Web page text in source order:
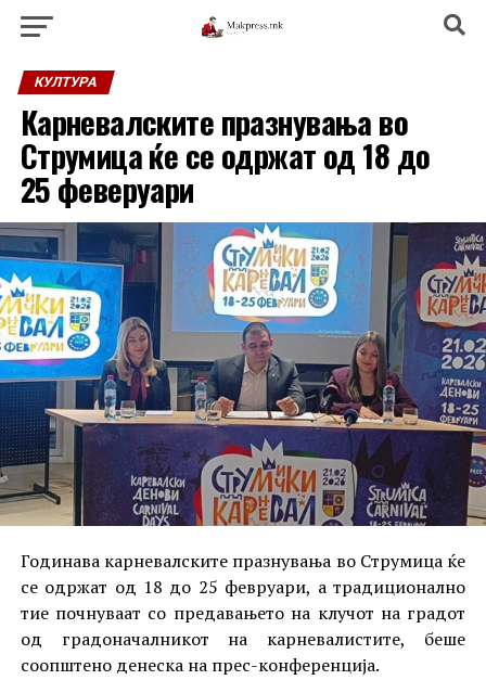
КУЛТУРА
Карневалските празнувања во
Струмица ќе се одржат од 18 до
25 феверуари
Годинава карневалските празнувања во Струмица ќе
се одржат од 18 до 25 февруари, а традиционално
тие почнуваат со предавањето на клучот на градот
од градоначалникот на карневалистите, беше
соопштено денеска на прес-конференција.